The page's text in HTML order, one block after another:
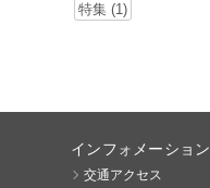
特集 (1)
インフォメーション
交通アクセス